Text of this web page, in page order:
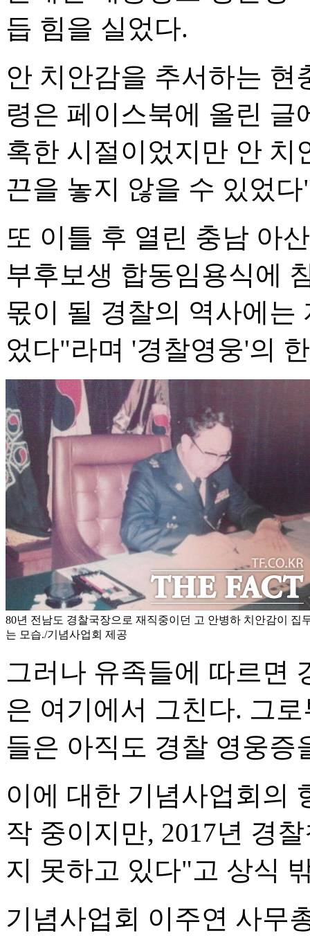
듭 힘을 실었다.
안 치안감을 추서하는 현
령은 페이스북에 올린
혹한 시절이었지만 안 치
끈을 놓지 않을 수 있었
또 이틀 후 열린 충남 아
부후보생 합동임용식에
몫이 될 경찰의 역사에는
었다"라며 '경찰영웅'의
80년 전남도 경찰국장으로 재직중이던 고 안병하 치안감이 집
는 모습./기념사업회 제공
그러나 유족들에 따르면
은 여기에서 그친다. 그
들은 아직도 경찰 영웅증
이에 대한 기념사업회의
작 중이지만, 2017년 경
지 못하고 있다"고 상식
기념사업회 이주연 사무